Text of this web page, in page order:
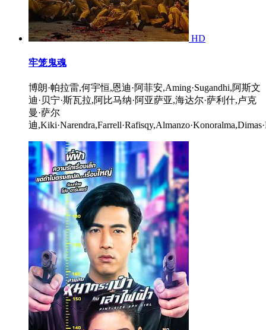
HD
牢笼鬼魂
博朗·帕拉雷,何宇恒,恩迪·阿菲安,Aming·Sugandhi,阿斯文
迪·贝宁·斯瓦拉,阿比马纳·阿亚萨亚,海达尔·萨利什,卢克
曼·萨尔
迪